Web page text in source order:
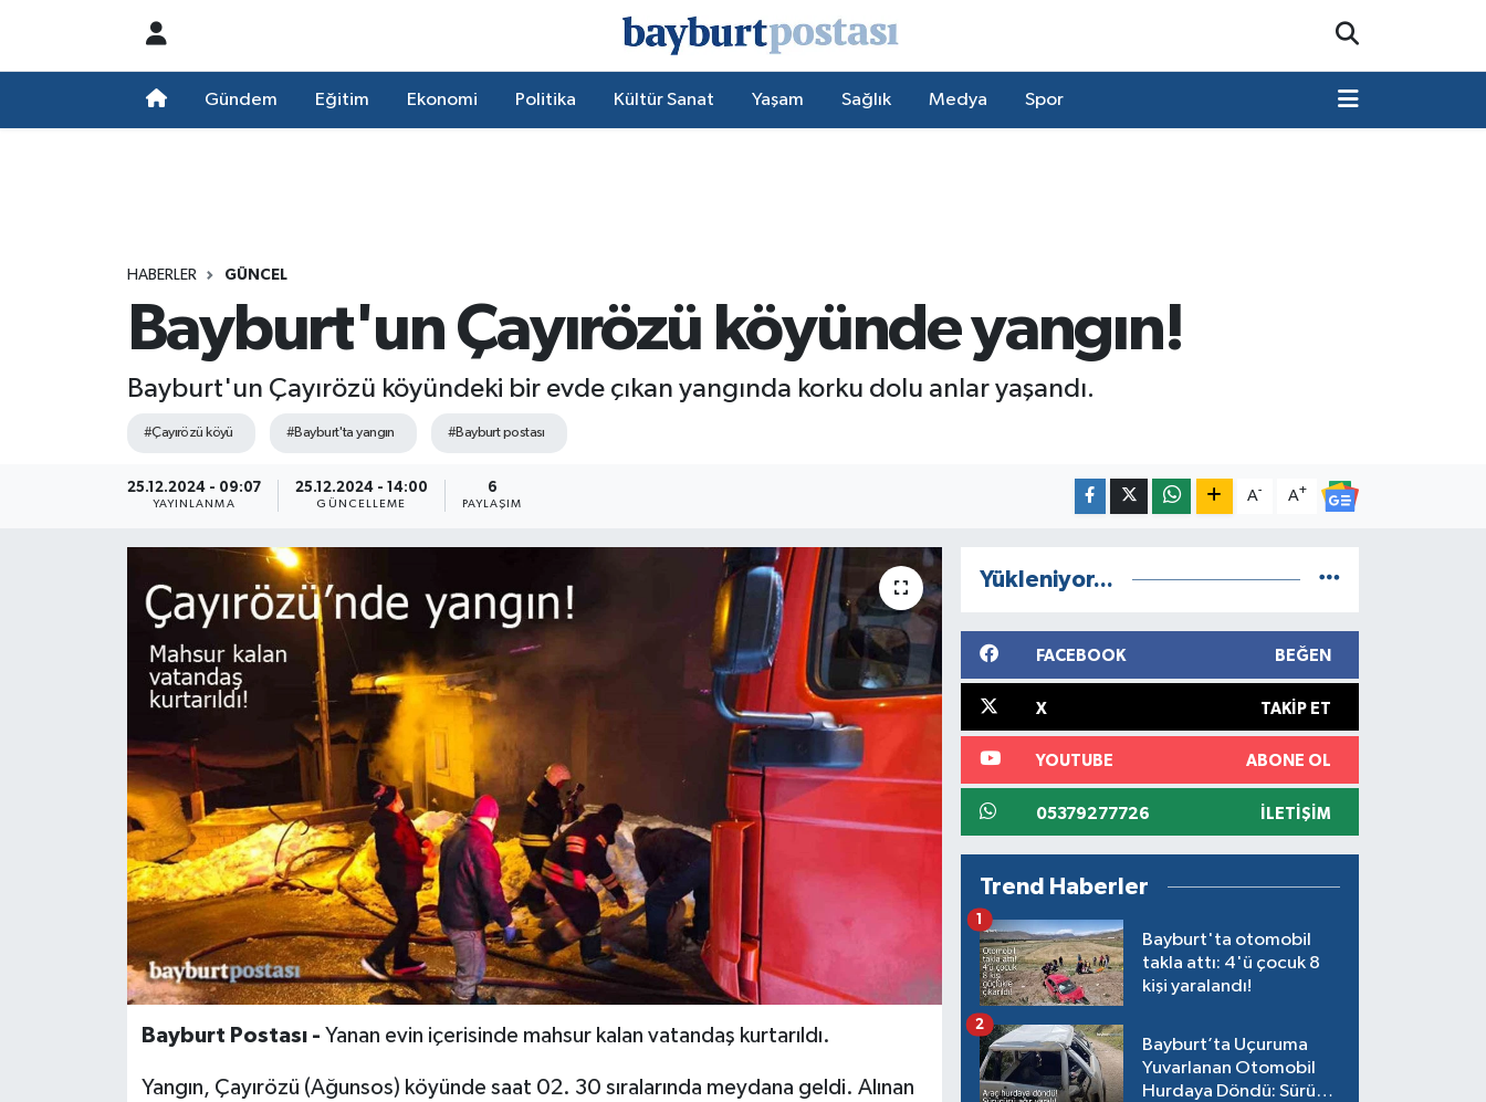
Gündem Eğitim Ekonomi Politika Kültür Sanat Yaşam Sağlık Medya Spor
HABERLER GÜNCEL
Bayburt'un Çayırözü köyünde yangın!
Bayburt'un Çayırözü köyündeki bir evde çıkan yangında korku dolu anlar yaşandı.
#Çayırözü köyü #Bayburt'ta yangın #Bayburt postası
25.12.2024 - 09:07
YAYINLANMA
25.12.2024 - 14:00
GÜNCELLEME
6
PAYLAŞIM
A- A+
Bayburt Postası - Yanan evin içerisinde mahsur kalan vatandaş kurtarıldı.
Yangın, Çayırözü (Ağunsos) köyünde saat 02. 30 sıralarında meydana geldi. Alınan
Yükleniyor...
FACEBOOK BEĞEN
X TAKIP ET
YOUTUBE ABONE OL
05379277726 İLETIŞIM
Trend Haberler
Bayburt'ta otomobil
takla attı: 4'ü çocuk 8
kişi yaralandı!
1
Bayburt’ta Uçuruma
Yuvarlanan Otomobil
Hurdaya Döndü: Sürücü
2
Süper Lig Puan Durumu ve Fikstür
Haber Arşivi